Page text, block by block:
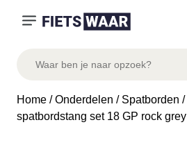
Home /Onderdelen / Spatborden /
spatbordstang set 18 GP rock grey